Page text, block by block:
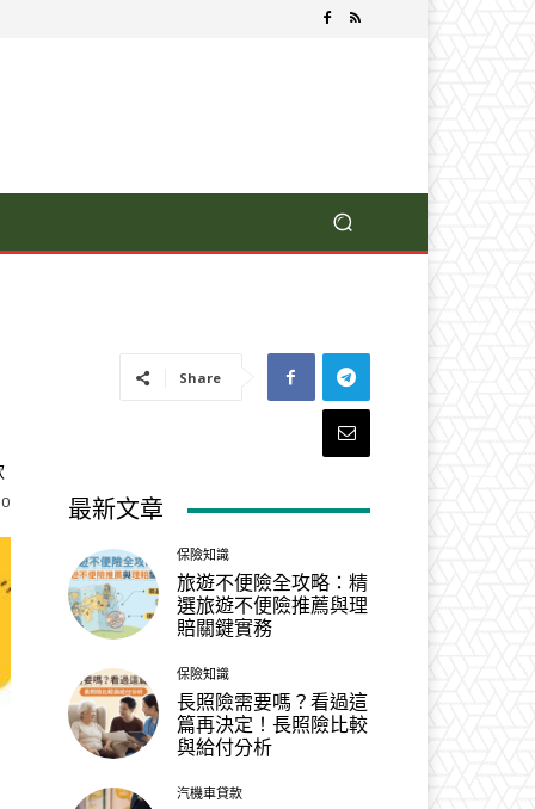
0
Share
最新文章
保險知識
旅遊不便險全攻略：精
選旅遊不便險推薦與理
賠關鍵實務
保險知識
長照險需要嗎？看過這
篇再決定！長照險比較
與給付分析
汽機車貸款